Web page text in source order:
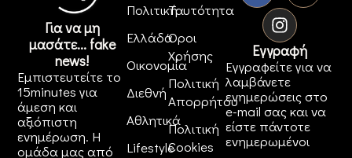
Για να μη
μασάτε... fake
news!
Εμπιστευτείτε το
15minutes για
άμεση και
αξιόπιστη
ενημέρωση. Η
ομάδα μας από
Πολιτική
Ελλάδα
Οικονομία
Διεθνή
Αθλητικά
Lifestyle
Ταυτότητα
Όροι
Χρήσης
Πολιτική
Απορρήτου
Πολιτική
Cookies
Εγγραφή
Εγγραφείτε για να
λαμβάνετε
ενημερώσεις στο
e-mail σας και να
είστε πάντοτε
ενημερωμένοι